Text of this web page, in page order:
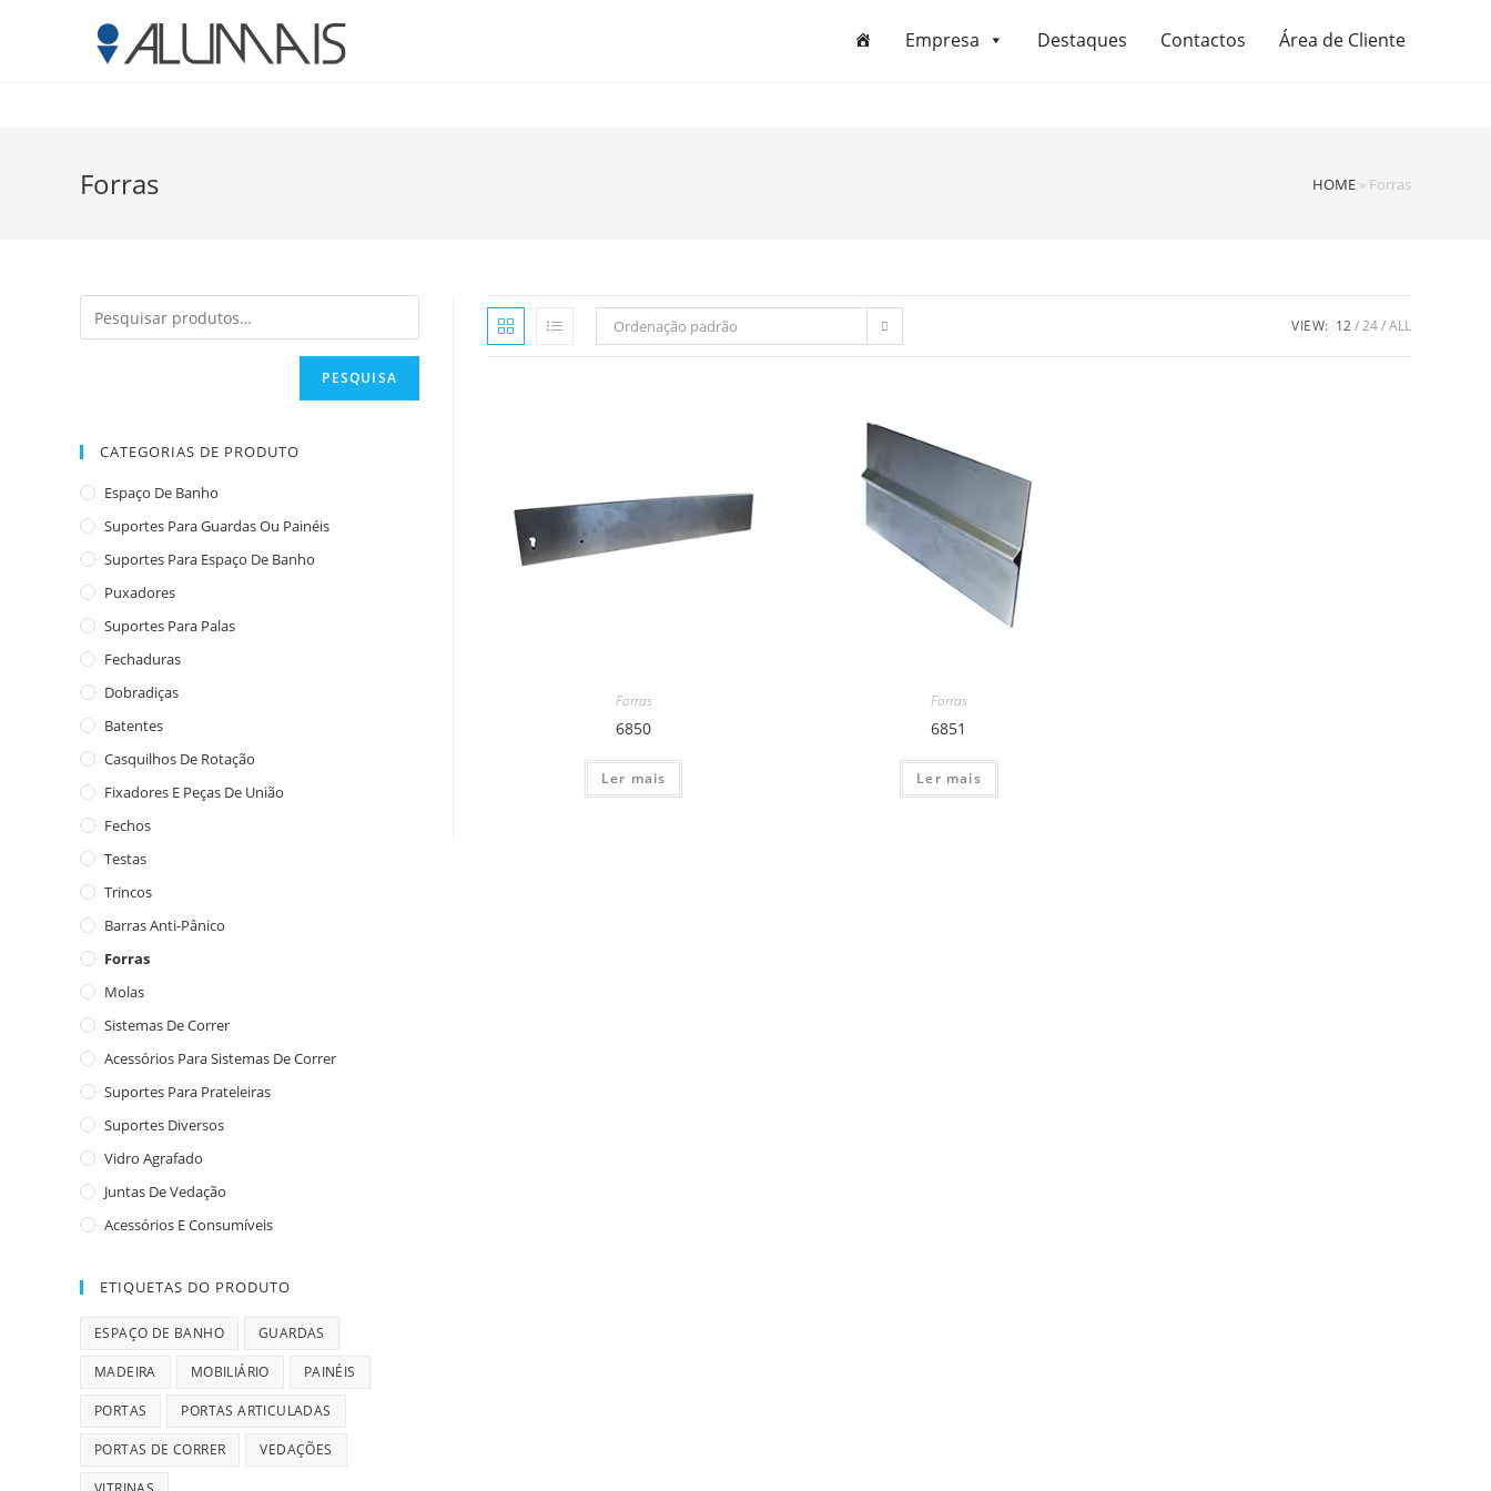
Empresa Destaques Contactos Área de Cliente
Forras HOME » Forras
Ordenação padrão VIEW: 12 24 ALL
Forras
6850
Ler mais
Forras
6851
Ler mais
PESQUISA
CATEGORIAS DE PRODUTO
Espaço De Banho
Suportes Para Guardas Ou Painéis
Suportes Para Espaço De Banho
Puxadores
Suportes Para Palas
Fechaduras
Dobradiças
Batentes
Casquilhos De Rotação
Fixadores E Peças De União
Fechos
Testas
Trincos
Barras Anti-Pânico
Forras
Molas
Sistemas De Correr
Acessórios Para Sistemas De Correr
Suportes Para Prateleiras
Suportes Diversos
Vidro Agrafado
Juntas De Vedação
Acessórios E Consumíveis
ETIQUETAS DO PRODUTO
ESPAÇO DE BANHO GUARDAS
MADEIRA MOBILIÁRIO PAINÉIS
PORTAS PORTAS ARTICULADAS
PORTAS DE CORRER VEDAÇÕES